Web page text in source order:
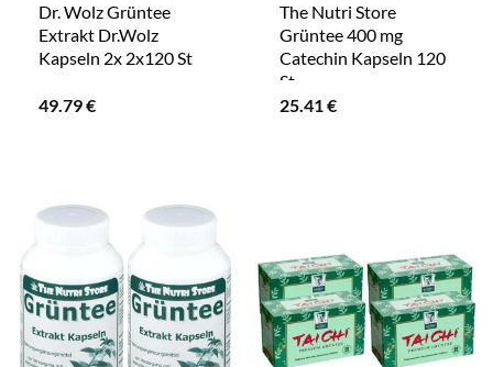
Dr. Wolz Grüntee
Extrakt Dr.Wolz
Kapseln 2x 2x120 St
49.79€
The Nutri Store
Grüntee 400 mg
Catechin Kapseln 120
St
25.41€